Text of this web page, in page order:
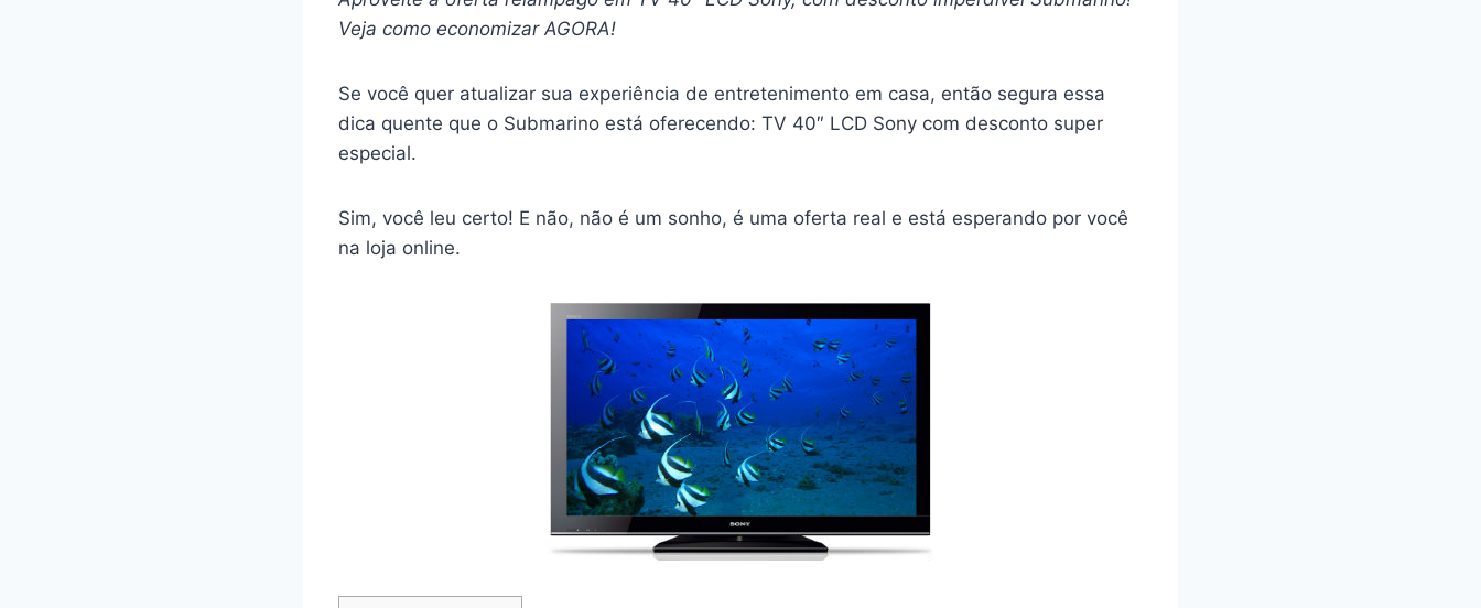
Veja como economizar AGORA!
Se você quer atualizar sua experiência de entretenimento em casa, então segura essa
dica quente que o Submarino está oferecendo: TV 40″ LCD Sony com desconto super
especial.
Sim, você leu certo! E não, não é um sonho, é uma oferta real e está esperando por você
na loja online.